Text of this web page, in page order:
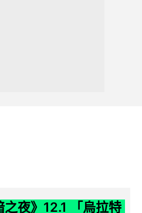
之夜》12.1 「烏拉特